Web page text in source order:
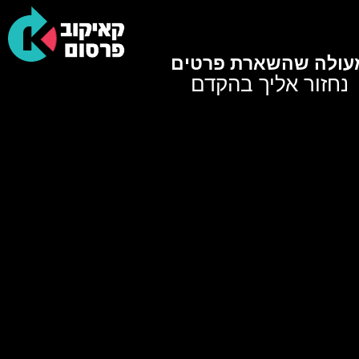
שהשארת פרטים
נחזור אליך בהקדם